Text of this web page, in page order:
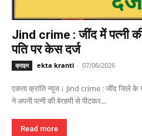
Jind crime : जींद में पत्नी की
पति पर केस दर्ज
क्राइम ekta kranti - 07/06/2026
एकता क्रांति न्यूज। Jind crime : जींद जिले
ने अपनी पत्नी की बेरहमी से पीटकर...
Read more